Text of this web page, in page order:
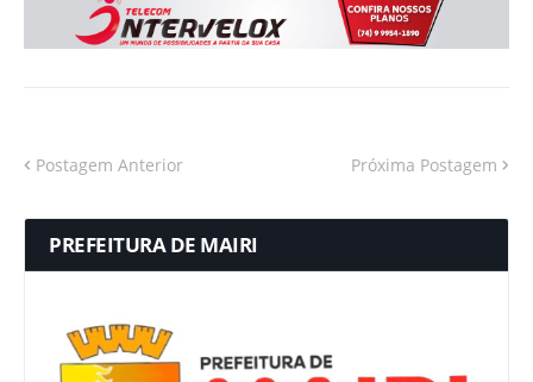
Postagem Anterior Próxima Postagem
PREFEITURA DE MAIRI